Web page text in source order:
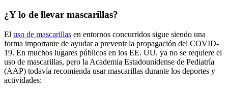
¿Y lo de llevar mascarillas?
El uso de mascarillas en entornos concurridos sigue siendo una
forma importante de ayudar a prevenir la propagación del COVID-
19. En muchos lugares públicos en los EE. UU. ya no se requiere el
uso de mascarillas, pero la Academia Estadounidense de Pediatría
(AAP) todavía recomienda usar mascarillas durante los deportes y
actividades: